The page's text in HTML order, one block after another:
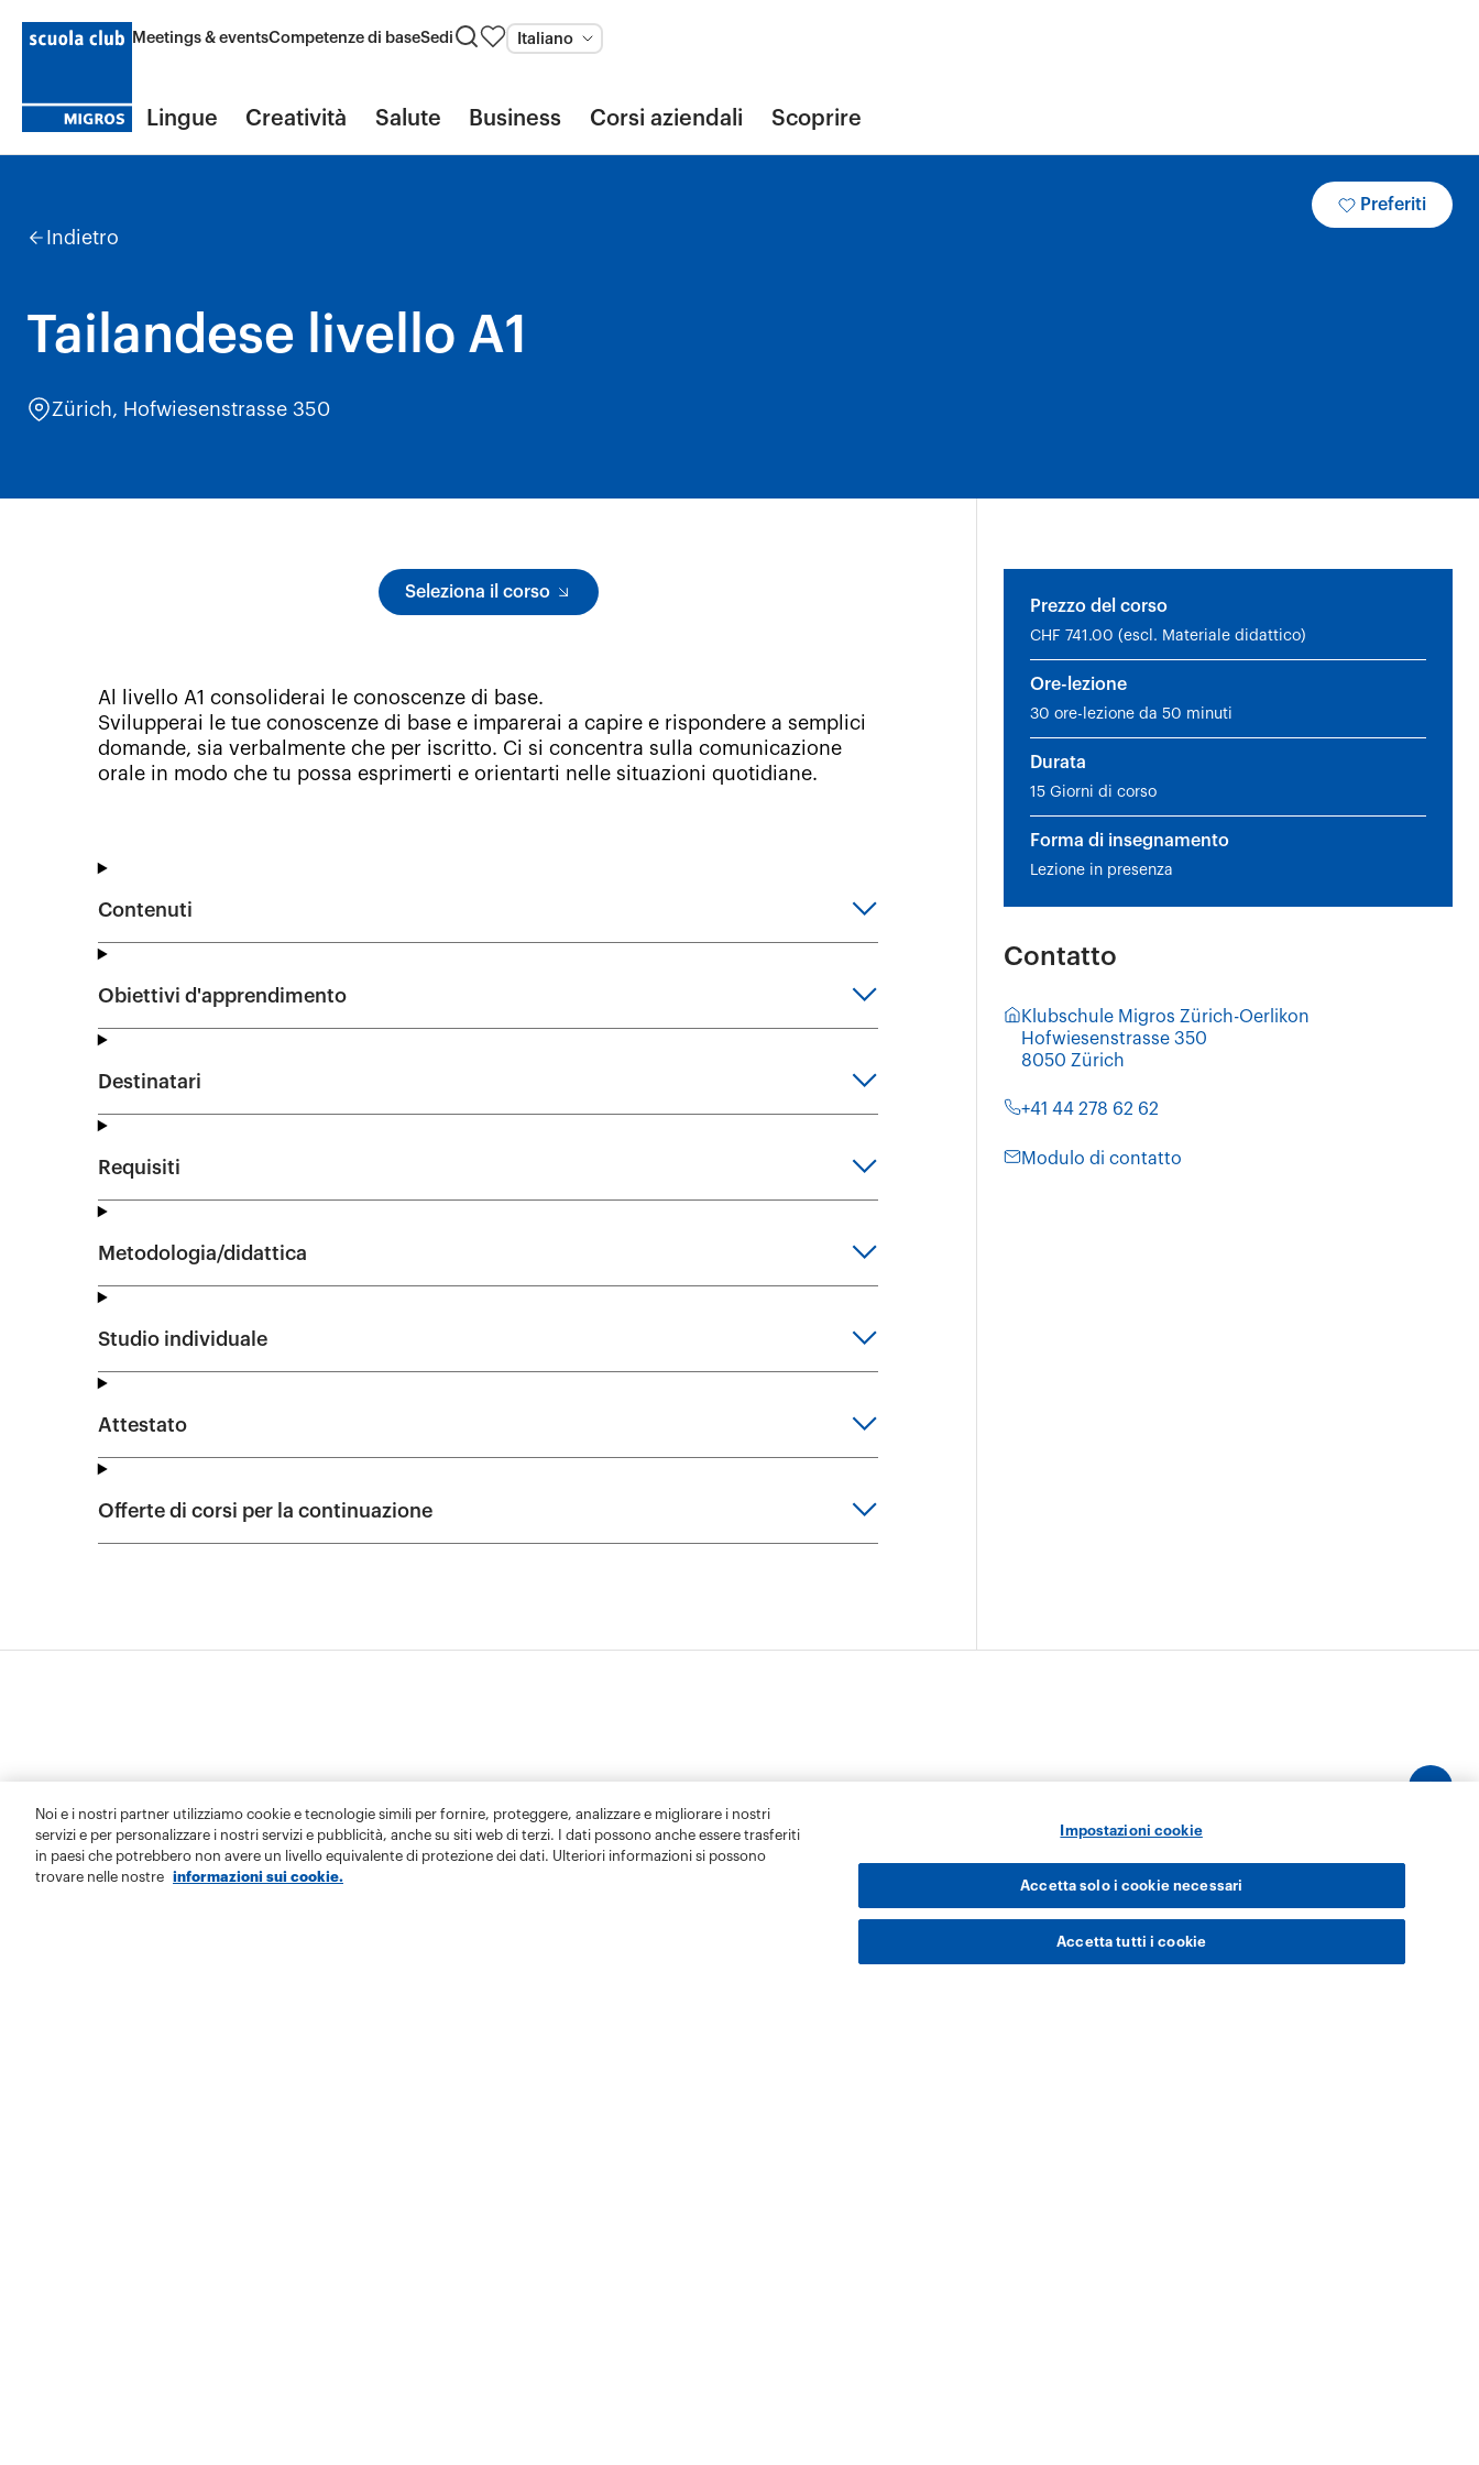
Noi e i nostri partner utilizziamo cookie e tecnologie simili per fornire, proteggere, analizzare e migliorare i nostri
servizi e per personalizzare i nostri servizi e pubblicità, anche su siti web di terzi. I dati possono anche essere trasferiti
in paesi che potrebbero non avere un livello equivalente di protezione dei dati. Ulteriori informazioni si possono
trovare nelle nostre
informazioni sui cookie.
Impostazioni cookie
Accetta solo i cookie necessari
Accetta tutti i cookie